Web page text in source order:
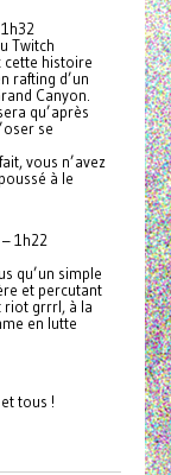
Twitch
cette histoire
rafting d’un
Canyon.
qu’après
se
vous n’avez
à le
1h22
qu’un simple
et percutant
riot grrrl, à la
en lutte
tous !